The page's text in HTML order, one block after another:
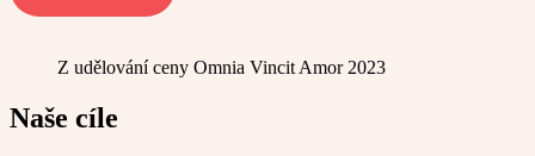
Z udělování ceny Omnia Vincit Amor 2023
Naše cíle